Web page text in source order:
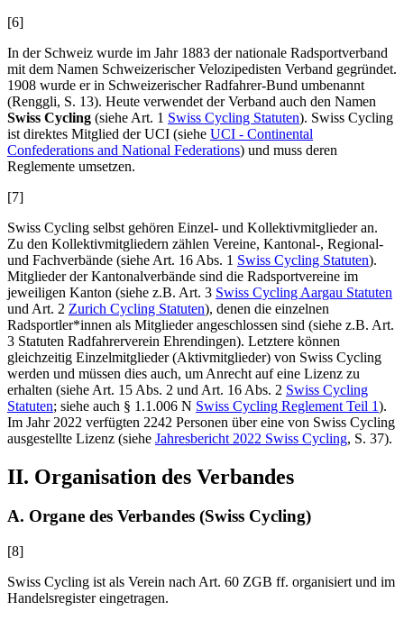
[6]
In der Schweiz wurde im Jahr 1883 der nationale Radsportverband
mit dem Namen Schweizerischer Velozipedisten Verband gegründet.
1908 wurde er in Schweizerischer Radfahrer-Bund umbenannt
(Renggli, S. 13). Heute verwendet der Verband auch den Namen
Swiss Cycling (siehe Art. 1 Swiss Cycling Statuten). Swiss Cycling
ist direktes Mitglied der UCI (siehe UCI - Continental
Confederations and National Federations) und muss deren
Reglemente umsetzen.
[7]
Swiss Cycling selbst gehören Einzel- und Kollektivmitglieder an.
Zu den Kollektivmitgliedern zählen Vereine, Kantonal-, Regional-
und Fachverbände (siehe Art. 16 Abs. 1 Swiss Cycling Statuten).
Mitglieder der Kantonalverbände sind die Radsportvereine im
jeweiligen Kanton (siehe z.B. Art. 3 Swiss Cycling Aargau Statuten
und Art. 2 Zurich Cycling Statuten), denen die einzelnen
Radsportler*innen als Mitglieder angeschlossen sind (siehe z.B. Art.
3 Statuten Radfahrerverein Ehrendingen). Letztere können
gleichzeitig Einzelmitglieder (Aktivmitglieder) von Swiss Cycling
werden und müssen dies auch, um Anrecht auf eine Lizenz zu
erhalten (siehe Art. 15 Abs. 2 und Art. 16 Abs. 2 Swiss Cycling
Statuten; siehe auch § 1.1.006 N Swiss Cycling Reglement Teil 1).
Im Jahr 2022 verfügten 2242 Personen über eine von Swiss Cycling
ausgestellte Lizenz (siehe Jahresbericht 2022 Swiss Cycling, S. 37).
II. Organisation des Verbandes
A. Organe des Verbandes (Swiss Cycling)
[8]
Swiss Cycling ist als Verein nach Art. 60 ZGB ff. organisiert und im
Handelsregister eingetragen.